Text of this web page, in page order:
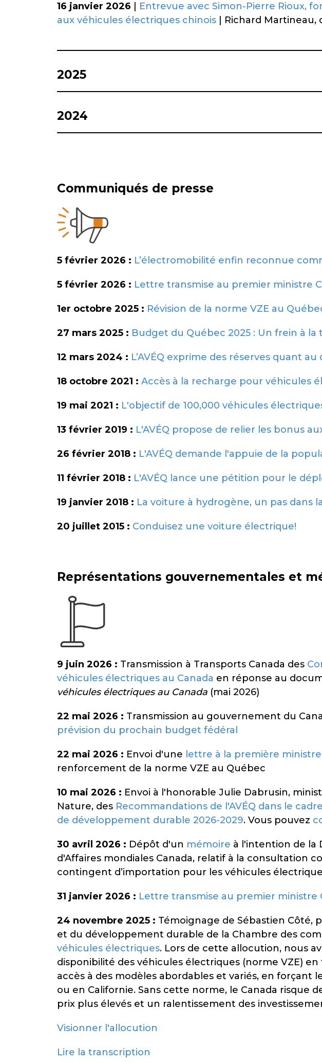
16 janvier 2026
Entrevue avec Simon-Pierre Rioux,
aux véhicules électriques chinois | Richard Martineau,
2025
2024
Communiqués de presse
5 février 2026 : L’électromobilité enfin reconnue
5 février 2026 : Lettre transmise au premier ministre
1er octobre 2025 : Révision de la norme VZE au
27 mars 2025 : Budget du Québec 2025 : Un frein à
12 mars 2024 : L’AVÉQ exprime des réserves quant
18 octobre 2021 : Accès à la recharge pour véhicules
19 mai 2021 : L'objectif de 100,000 véhicules
13 février 2019 : L'AVÉQ propose de relier les bonus
26 février 2018 : L'AVÉQ demande l'appuie de la
11 février 2018 : L'AVÉQ lance une pétition pour le
19 janvier 2018 : La voiture à hydrogène, un pas dans
20 juillet 2015 : Conduisez une voiture électrique!
Représentations gouvernementales et
9 juin 2026 : Transmission à Transports Canada des
véhicules électriques au Canada en réponse au
véhicules électriques au Canada (mai 2026)
22 mai 2026 : Transmission au gouvernement du
prévision du prochain budget fédéral
22 mai 2026 : Envoi d'une lettre à la première
renforcement de la norme VZE au Québec
10 mai 2026 : Envoi à l'honorable Julie Dabrusin,
Nature, des Recommandations de l'AVÉQ dans le
de développement durable 2026-2029. Vous pouvez
30 avril 2026 : Dépôt d'un mémoire à l'intention de la
d'Affaires mondiales Canada, relatif à la consultation
contingent d’importation pour les véhicules
31 janvier 2026 : Lettre transmise au premier ministre
24 novembre 2025 : Témoignage de Sébastien Côté,
et du développement durable de la Chambre des
véhicules électriques. Lors de cette allocution, nous
disponibilité des véhicules électriques (norme VZE)
accès à des modèles abordables et variés, en
ou en Californie. Sans cette norme, le Canada risque
prix plus élevés et un ralentissement des
Visionner l'allocution
Lire la transcription